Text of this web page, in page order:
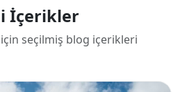
İçerikler
seçilmiş blog içerikleri